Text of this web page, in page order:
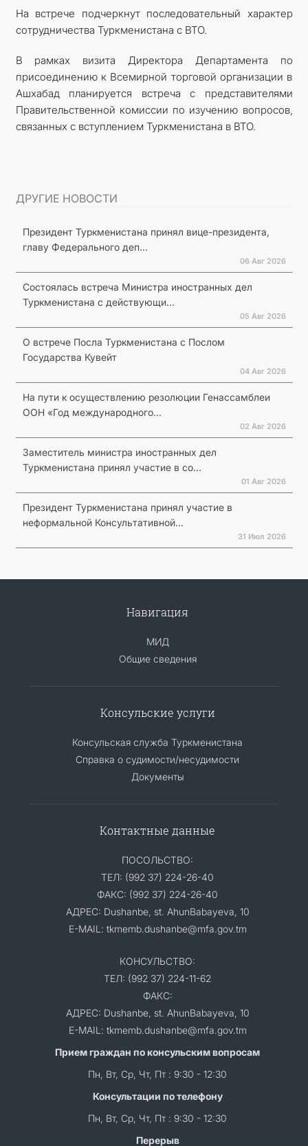
На встрече подчеркнут последовательный характер
сотрудничества Туркменистана с ВТО.
В рамках визита Директора Департамента по
присоединению к Всемирной торговой организации в
Ашхабад планируется встреча с представителями
Правительственной комиссии по изучению вопросов,
связанных с вступлением Туркменистана в ВТО.
ДРУГИЕ НОВОСТИ
Президент Туркменистана принял вице-президента,
главу Федерального деп...
06 Авг 2026
Состоялась встреча Министра иностранных дел
Туркменистана с действующи...
05 Авг 2026
О встрече Посла Туркменистана с Послом
Государства Кувейт
04 Авг 2026
На пути к осуществлению резолюции Генассамблеи
ООН «Год международного...
02 Авг 2026
Заместитель министра иностранных дел
Туркменистана принял участие в со...
01 Авг 2026
Президент Туркменистана принял участие в
неформальной Консультативной...
31 Июл 2026
Навигация
МИД
Общие сведения
Консульские услуги
Консульская служба Туркменистана
Справка о судимости/несудимости
Документы
Контактные данные
ПОСОЛЬСТВО:
ТЕЛ: (992 37) 224-26-40
ФАКС: (992 37) 224-26-40
АДРЕС: Dushanbe, st. AhunBabayeva, 10
E-MAIL: tkmemb.dushanbe@mfa.gov.tm
КОНСУЛЬСТВО:
ТЕЛ: (992 37) 224-11-62
ФАКС:
АДРЕС: Dushanbe, st. AhunBabayeva, 10
E-MAIL: tkmemb.dushanbe@mfa.gov.tm
Прием граждан по консульским вопросам
Пн, Вт, Ср, Чт, Пт : 9:30 - 12:30
Консультации по телефону
Пн, Вт, Ср, Чт, Пт : 9:30 - 12:30
Перерыв